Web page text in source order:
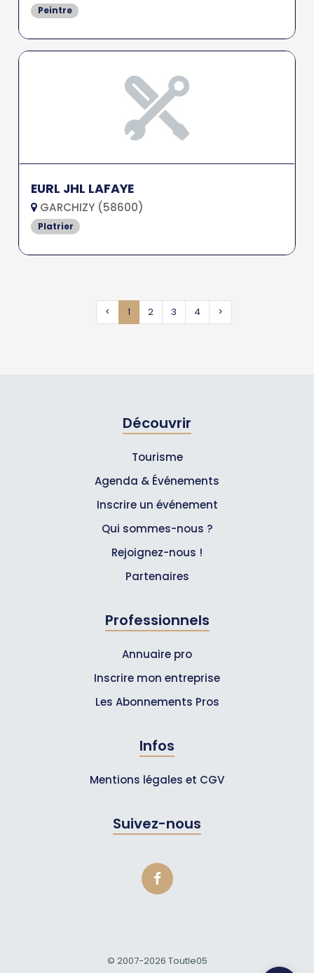
Peintre
EURL JHL LAFAYE
GARCHIZY (58600)
Platrier
< 1 2 3 4 >
Découvrir
Tourisme
Agenda & Événements
Inscrire un événement
Qui sommes-nous ?
Rejoignez-nous !
Partenaires
Professionnels
Annuaire pro
Inscrire mon entreprise
Les Abonnements Pros
Infos
Mentions légales et CGV
Suivez-nous
© 2007-2026 Toutle05